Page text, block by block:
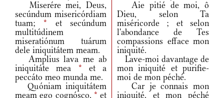
Miserére mei, Deus,
secúndum misericórdiam
tuam;* et secúndum
multitúdinem
miseratiónum tuárum
dele iniquitátem meam.
Aie pitié de moi, ô
Dieu, selon Ta
miséricorde ; et selon
l'abondance de Tes
compassions efface mon
iniquité.
Amplius lava me ab
iniquitáte mea * et a
peccáto meo munda me.
Lave-moi davantage de
mon iniquité et purifie-
moi de mon péché.
Quóniam iniquitátem
meam ego cognósco, * et
Car je connais mon
iniquité, et mon péché